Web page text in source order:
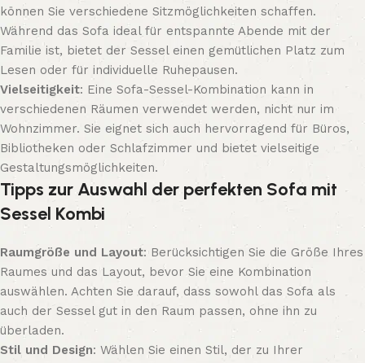
können Sie verschiedene Sitzmöglichkeiten schaffen.
Während das Sofa ideal für entspannte Abende mit der
Familie ist, bietet der Sessel einen gemütlichen Platz zum
Lesen oder für individuelle Ruhepausen.
Vielseitigkeit: Eine Sofa-Sessel-Kombination kann in
verschiedenen Räumen verwendet werden, nicht nur im
Wohnzimmer. Sie eignet sich auch hervorragend für Büros,
Bibliotheken oder Schlafzimmer und bietet vielseitige
Gestaltungsmöglichkeiten.
Tipps zur Auswahl der perfekten Sofa mit
Sessel Kombi
Raumgröße und Layout: Berücksichtigen Sie die Größe Ihres
Raumes und das Layout, bevor Sie eine Kombination
auswählen. Achten Sie darauf, dass sowohl das Sofa als
auch der Sessel gut in den Raum passen, ohne ihn zu
überladen.
Stil und Design: Wählen Sie einen Stil, der zu Ihrer